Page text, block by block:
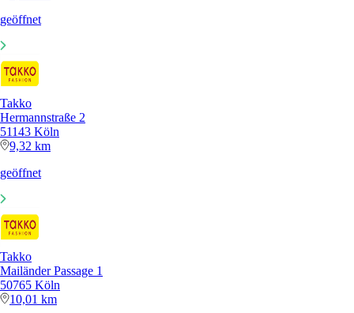
geöffnet
Takko
Hermannstraße 2
51143 Köln
9,32 km
geöffnet
Takko
Mailänder Passage 1
50765 Köln
10,01 km